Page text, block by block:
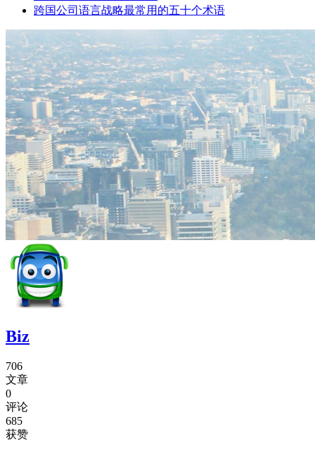
跨国公司语言战略最常用的五十个术语
Biz
706
文章
0
评论
685
获赞